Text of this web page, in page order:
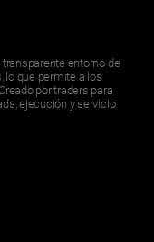
entorno de
lo que permite a los
por traders para
ejecución y servicio